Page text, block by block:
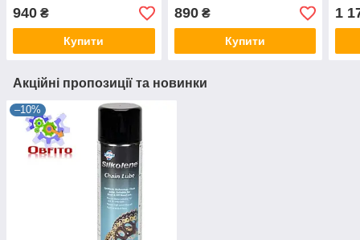
940 ₴
Купити
890₴
Купити
1
Акційні пропозиції та новинки
–10%